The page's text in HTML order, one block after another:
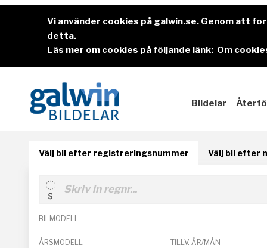
Vi använder cookies på galwin.se. Genom att
detta.
Läs mer om cookies på följande länk: Om
Bildelar
Välj bil efter registreringsnummer Välj bil efter
BILMODELL
ÅRSMODELL TILLV. ÅR/MÅN